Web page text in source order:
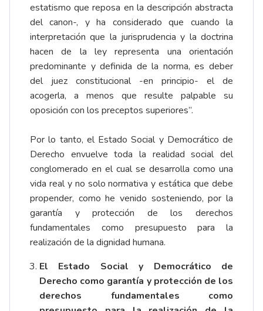
estatismo que reposa en la descripción abstracta
del canon-, y ha considerado que cuando la
interpretación que la jurisprudencia y la doctrina
hacen de la ley representa una orientación
predominante y definida de la norma, es deber
del juez constitucional -en principio- el de
acogerla, a menos que resulte palpable su
oposición con los preceptos superiores”.
Por lo tanto, el Estado Social y Democrático de
Derecho envuelve toda la realidad social del
conglomerado en el cual se desarrolla como una
vida real y no solo normativa y estática que debe
propender, como he venido sosteniendo, por la
garantía y protección de los derechos
fundamentales como presupuesto para la
realización de la dignidad humana.
El Estado Social y Democrático de
Derecho como garantía y protección de los
derechos fundamentales como